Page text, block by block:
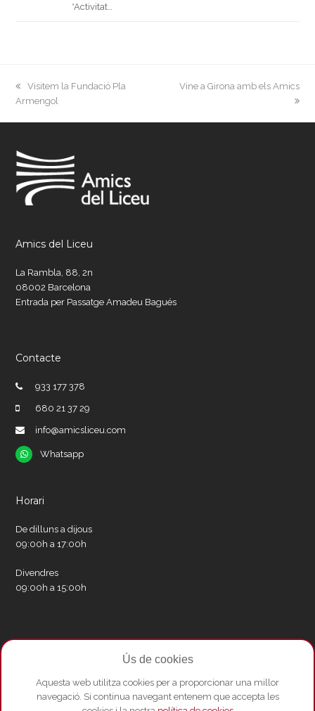
*Activitat…
previous
post:
Visitem la Fundació Pla
Armengol
next
Vine a Girona amb els Amics
Amics del Liceu
La Rambla, 88, 2n
08002 Barcelona
Entrada per Passatge Amadeu Bagués
Contacte
933 177 378
680 21 37 29
info@amicsliceu.com
Whatsapp
Whatsapp
Horari
De dilluns a dijous
09:00h a 17:00h
Divendres
09:00h a 15:00h
Xarxes socials
FacebookInstagram
Whatsapp
Youtube
Ús de cookies
Aquesta web utilitza cookies per a proporcionar una millor
navegació. Si continua navegant entenem que accepta les